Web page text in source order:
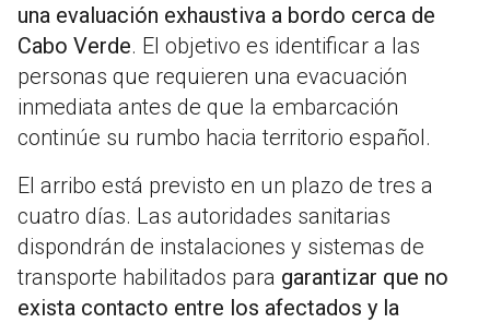
una evaluación exhaustiva a bordo cerca de
Cabo Verde. El objetivo es identificar a las
personas que requieren una evacuación
inmediata antes de que la embarcación
continúe su rumbo hacia territorio español.
El arribo está previsto en un plazo de tres a
cuatro días. Las autoridades sanitarias
dispondrán de instalaciones y sistemas de
transporte habilitados para garantizar que no
exista contacto entre los afectados y la